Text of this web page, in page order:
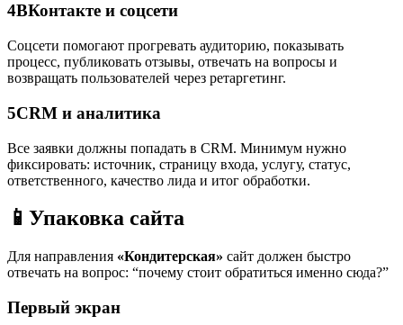
4ВКонтакте и соцсети
Соцсети помогают прогревать аудиторию, показывать
процесс, публиковать отзывы, отвечать на вопросы и
возвращать пользователей через ретаргетинг.
5CRM и аналитика
Все заявки должны попадать в CRM. Минимум нужно
фиксировать: источник, страницу входа, услугу, статус,
ответственного, качество лида и итог обработки.
📱 Упаковка сайта
Для направления «Кондитерская» сайт должен быстро
отвечать на вопрос: “почему стоит обратиться именно сюда?”
Первый экран